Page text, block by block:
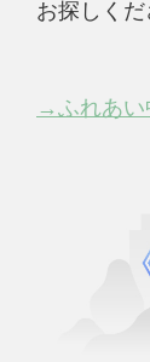
お探しくだ
→ふれあい